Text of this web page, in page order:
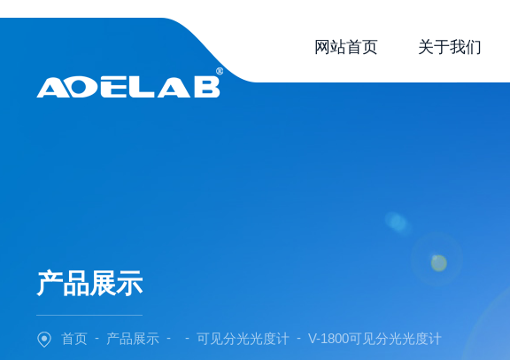
网站首页 关于我们
产品展示
首页 - 产品展示 - - 可见分光光度计 - V-1800可见分光光度计